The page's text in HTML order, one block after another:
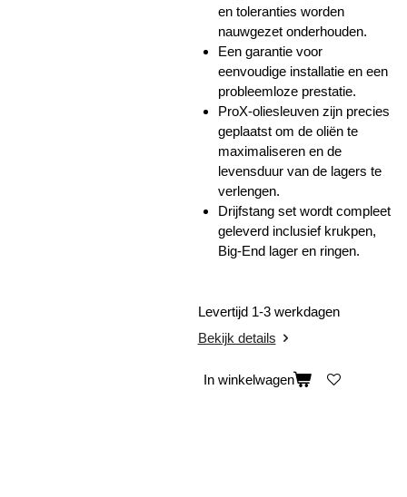
en toleranties worden
nauwgezet onderhouden.
Een garantie voor
eenvoudige installatie en een
probleemloze prestatie.
ProX-oliesleuven zijn precies
geplaatst om de oliën te
maximaliseren en de
levensduur van de lagers te
verlengen.
Drijfstang set wordt compleet
geleverd inclusief krukpen,
Big-End lager en ringen.
Levertijd 1-3 werkdagen
Bekijk details
In winkelwagen